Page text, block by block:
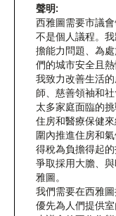
聲明:
西雅圖需要市議
不是個人議程。
擔能力問題、為
們的城市安全且熱
我致力改善生活
師、慈善領袖和
太多家庭面臨的
住房和醫療保健
圍內推進住房和
得稅為負擔得起
爭取採用大膽、
雅圖。
我們需要在西雅
優先為人們提供